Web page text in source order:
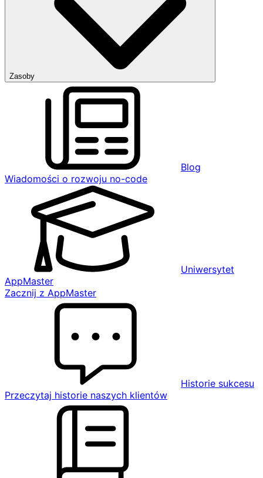
Zasoby
Blog
Wiadomości o rozwoju no-code
Uniwersytet
AppMaster
Zacznij z AppMaster
Historie sukcesu
Przeczytaj historie naszych klientów